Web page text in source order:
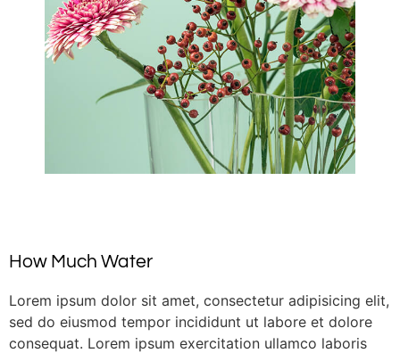
How Much Water
Lorem ipsum dolor sit amet, consectetur adipisicing elit,
sed do eiusmod tempor incididunt ut labore et dolore
consequat. Lorem ipsum exercitation ullamco laboris